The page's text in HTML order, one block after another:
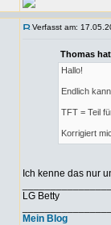
Verfasst am:
Thomas
Hallo!
Endlich
TFT = Teil
Korrigiert
Ich kenne das nur
LG Betty
Mein Blog